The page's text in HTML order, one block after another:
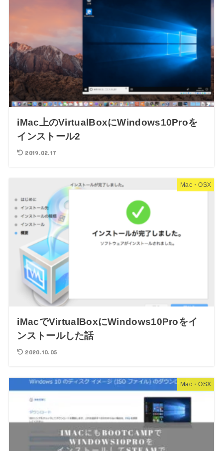
iMac上のVirtualBoxにWindows10Proを
インストール2
2019.02.17
Mac・OSX
iMacでVirtualBoxにWindows10Proをイ
ンストールした話
2020.10.05
Mac・OSX